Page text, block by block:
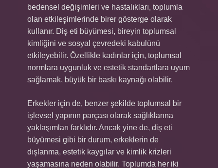
bedensel değişimleri ve hastalıkları, toplumla
olan etkileşimlerinde birer gösterge olarak
kullanır. Diş eti büyümesi, bireyin toplumsal
kimliğini ve sosyal çevredeki kabulünü
etkileyebilir. Özellikle kadınlar için, toplumsal
normlara uygunluk ve estetik standartlara uyum
sağlamak, büyük bir baskı kaynağı olabilir.
Erkekler için de, benzer şekilde toplumsal bir
işlevsel yapının parçası olarak sağlıklarına
yaklaşımları farklıdır. Ancak yine de, diş eti
büyümesi gibi bir durum, erkeklerin de
dışlanma, estetik kaygılar ve kimlik krizleri
yaşamasına neden olabilir. Toplumda her iki